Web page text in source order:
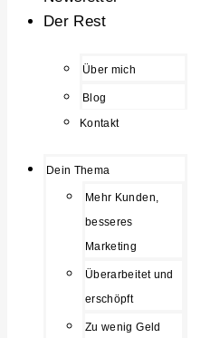
Der Rest
Über mich
Blog
Kontakt
Dein Thema
Mehr Kunden,
besseres
Marketing
Überarbeitet und
erschöpft
Zu wenig Geld